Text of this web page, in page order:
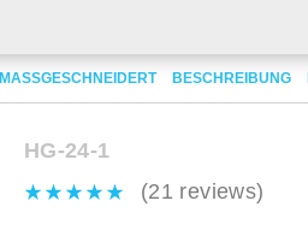
MASSGESCHNEIDERT BESCHREIBUNG
HG-24-1
(21 reviews)